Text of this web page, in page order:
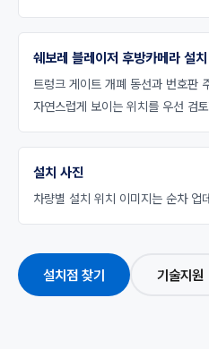
쉐보레 블레이저 후방카메라 설치
트렁크 게이트 개폐 동선과 번호판
자연스럽게 보이는 위치를 우선 검
설치 사진
차량별 설치 위치 이미지는 순차 업
설치점 찾기 기술지원